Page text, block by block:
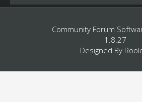
Community Forum
1.8.27
Designed By